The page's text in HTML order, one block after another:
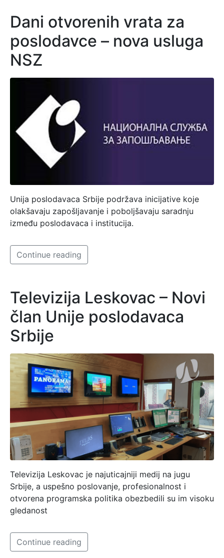
Dani otvorenih vrata za
poslodavce – nova usluga
NSZ
Unija poslodavaca Srbije podržava inicijative koje
olakšavaju zapošljavanje i poboljšavaju saradnju
između poslodavaca i institucija.
Continue reading
Televizija Leskovac – Novi
član Unije poslodavaca
Srbije
Televizija Leskovac je najuticajniji medij na jugu
Srbije, a uspešno poslovanje, profesionalnost i
otvorena programska politika obezbedili su im visoku
gledanost
Continue reading